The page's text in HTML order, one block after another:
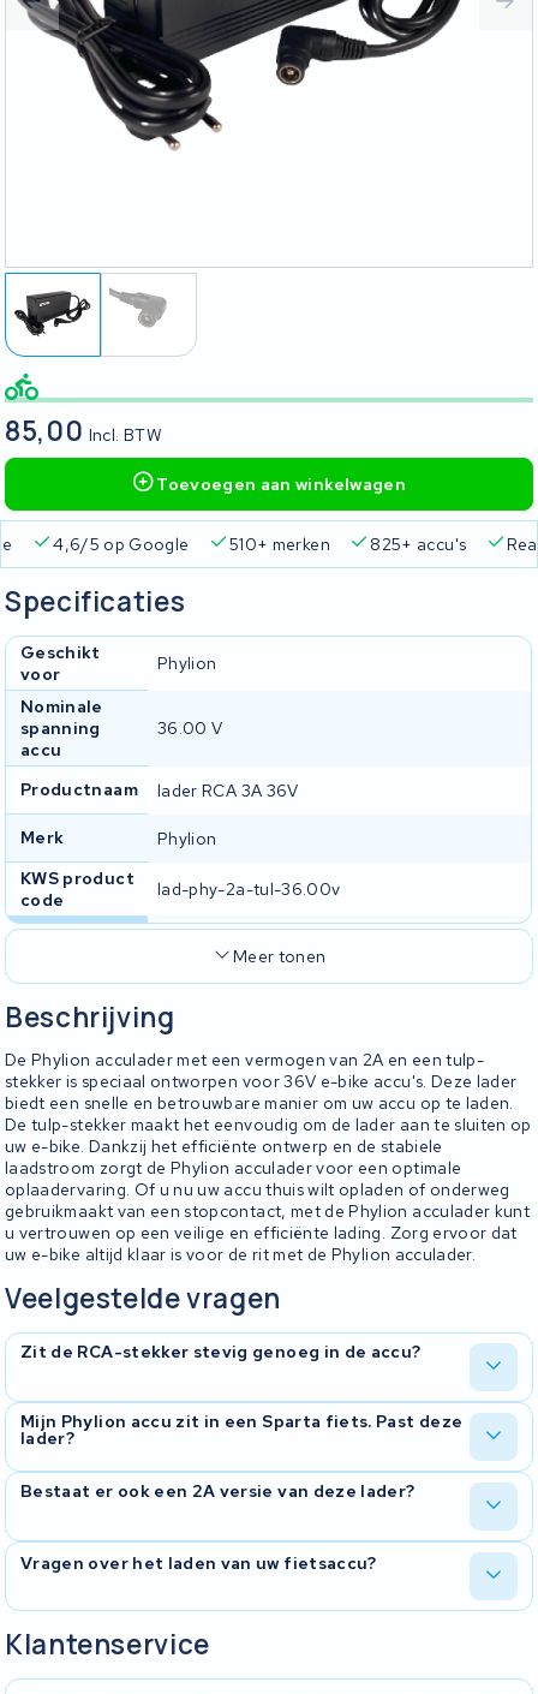
85,00 Incl. BTW
Toevoegen aan winkelwagen
4,6/5 op Google 510+ merken 825+ accu's
Beschrijving
De Phylion acculader met een vermogen van 2A en een tulp-
stekker is speciaal ontworpen voor 36V e-bike accu's. Deze lader
biedt een snelle en betrouwbare manier om uw accu op te laden.
De tulp-stekker maakt het eenvoudig om de lader aan te sluiten op
uw e-bike. Dankzij het efficiënte ontwerp en de stabiele
laadstroom zorgt de Phylion acculader voor een optimale
oplaadervaring. Of u nu uw accu thuis wilt opladen of onderweg
gebruikmaakt van een stopcontact, met de Phylion acculader kunt
u vertrouwen op een veilige en efficiënte lading. Zorg ervoor dat
uw e-bike altijd klaar is voor de rit met de Phylion acculader.
Specificaties
Geschikt
voor
Phylion
Nominale
spanning
accu
36.00 V
Productnaam lader RCA 3A 36V
Merk
Phylion
KWS product
code
lad-phy-2a-tul-36.00v
Meer tonen
Veelgestelde vragen
Zit de RCA-stekker stevig genoeg in de accu?
De RCA-connector klikt niet vast — hij wordt op zijn plek
gehouden door wrijving. In de praktijk werkt dat prima, maar leg de
lader op een stabiele ondergrond zodat de stekker niet per
ongeluk losraakt tijdens het laden.
Mijn Phylion accu zit in een Sparta fiets. Past deze
lader?
Waarschijnlijk wel. Kijk niet naar het fietsmerk maar naar de accu.
laadpoort een tulpaansluiting? Dan past deze lader. Het maakt
niet uit of de fiets een Sparta, Batavus, Koga of ander merk is.
Bestaat er ook een 2A versie van deze lader?
Wij leveren deze lader met 3A laadstroom. Dat is sneller dan 2A en
stroom hij opneemt. Een 3A lader op een accu die oorspronkelijk
Vragen over het laden van uw fietsaccu?
bijvoorbeeld het opladen van uw accu, de tijd die nodig is om een
Klantenservice